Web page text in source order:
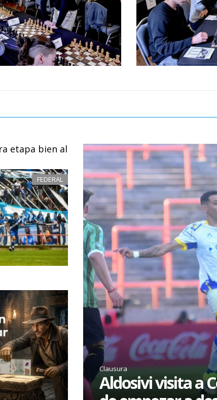
etapa bien al
FEDERAL
Clausura
Aldosivi visita a